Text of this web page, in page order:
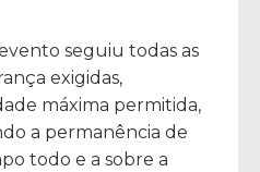
seguiu todas as
exigidas,
máxima permitida,
a permanência de
todo e a sobre a